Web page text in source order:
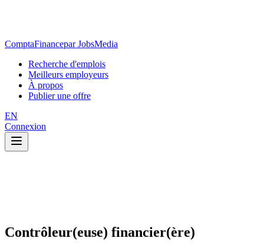
ComptaFinancepar JobsMedia
Recherche d'emplois
Meilleurs employeurs
À propos
Publier une offre
EN
Connexion
Contrôleur(euse) financier(ère)